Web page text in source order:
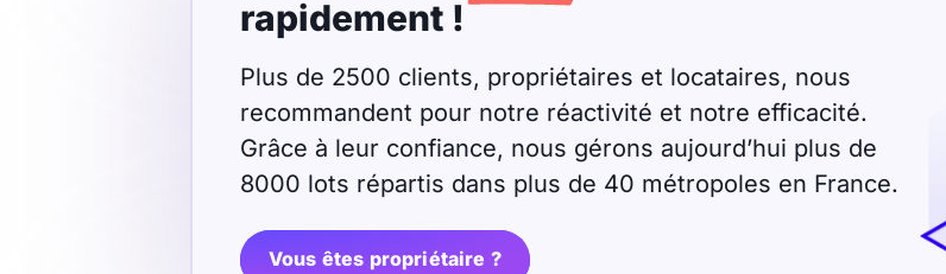
chambres
disponibles
Équipements des parties
rapidement !
Plus de 2500 clients, propriétaires et locataires, nous
recommandent pour notre réactivité et notre efficacité.
Grâce à leur confiance, nous gérons aujourd’hui plus de
8000 lots répartis dans plus de 40 métropoles en France.
Vous êtes propriétaire ?